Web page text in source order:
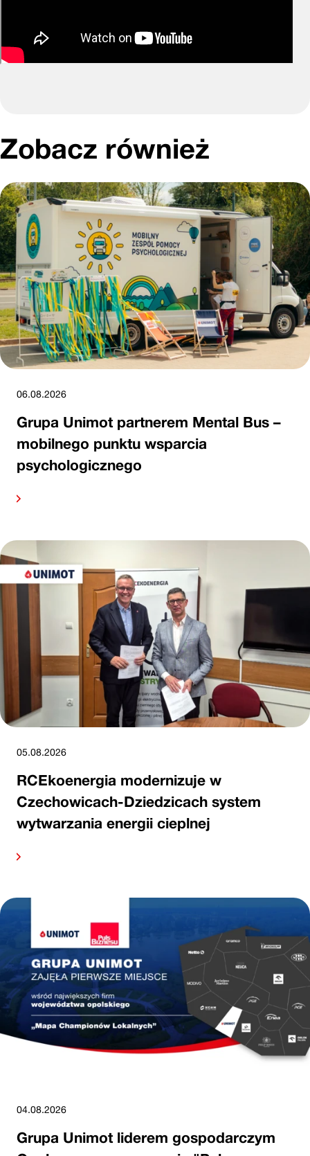
Zobacz również
06.08.2026
Grupa Unimot partnerem Mental Bus –
mobilnego punktu wsparcia
psychologicznego
05.08.2026
RCEkoenergia modernizuje w
Czechowicach-Dziedzicach system
wytwarzania energii cieplnej
04.08.2026
Grupa Unimot liderem gospodarczym